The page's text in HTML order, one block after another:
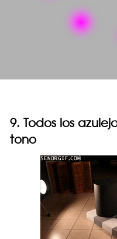
9. Todos los
tono